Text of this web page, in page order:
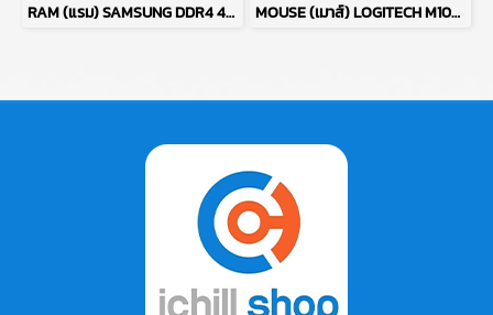
RAM (แรม) SAMSUNG DDR4 4GB (4GBX1) 2666MHz 16CHIP (ของใหม่) P17763 MOUSE (เมาส์) LOGITECH M100R (BLACK) P13638